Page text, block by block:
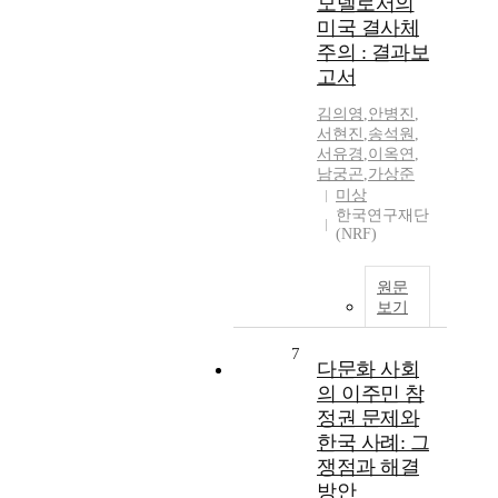
미국 결사체
주의 : 결과보
고서
김의영 ,안병진 ,
서현진 ,송석원 ,
서유경 ,이옥연 ,
남궁곤,가상준
미상
한국연구재단
(NRF)
원문
보기
7
다문화 사회
의 이주민 참
정권 문제와
한국 사례: 그
쟁점과 해결
방안